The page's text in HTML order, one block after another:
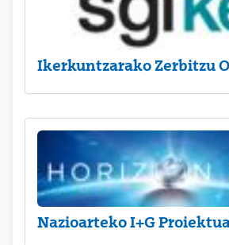
Ikerkuntzarako Zerbitzu
Nazioarteko I+G